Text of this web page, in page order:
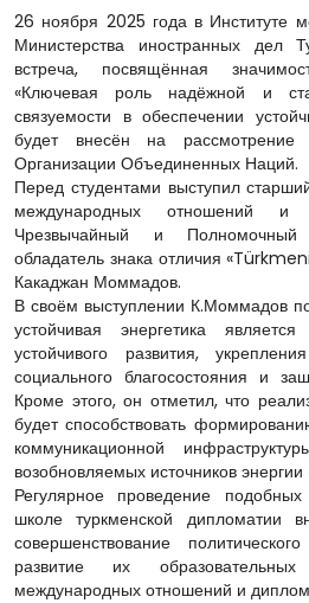
26 ноября 2025 года в Институте
Министерства иностранных дел
встреча, посвящённая
«Ключевая роль надёжной и
связуемости в обеспечении
будет внесён на рассмотрение
Организации Объединенных Наций.
Перед студентами выступил
международных отношений и
Чрезвычайный и Полномочный
обладатель знака отличия
Какаджан Моммадов.
В своём выступлении К.Моммадов
устойчивая энергетика
устойчивого развития,
социального благосостояния и
Кроме этого, он отметил, что
будет способствовать
коммуникационной
возобновляемых источников
Регулярное проведение
школе туркменской дипломатии
совершенствование
развитие их
международных отношений и